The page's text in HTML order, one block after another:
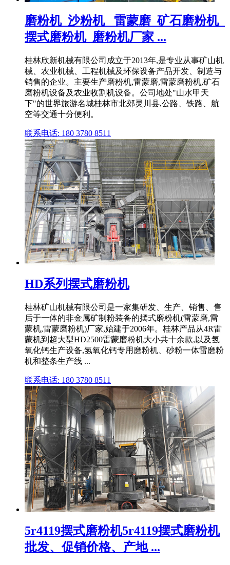
磨粉机_沙粉机 _雷蒙磨_矿石磨粉机_
摆式磨粉机_磨粉机厂家 ...
桂林欣新机械有限公司成立于2013年,是专业从事矿山机
械、农业机械、工程机械及环保设备产品开发、制造与
销售的企业。主要生产磨粉机,雷蒙磨,雷蒙磨粉机,矿石
磨粉机设备及农业收割机设备。公司地处"山水甲天
下"的世界旅游名城桂林市北郊灵川县,公路、铁路、航
空等交通十分便利。
联系电话: 180 3780 8511
HD系列摆式磨粉机
桂林矿山机械有限公司是一家集研发、生产、销售、售
后于一体的非金属矿制粉装备的摆式磨粉机(雷蒙磨,雷
蒙机,雷蒙磨粉机)厂家,始建于2006年。桂林产品从4R雷
蒙机到超大型HD2500雷蒙磨粉机大小共十余款,以及氢
氧化钙生产设备,氢氧化钙专用磨粉机、砂粉一体雷磨粉
机和整条生产线 ...
联系电话: 180 3780 8511
5r4119摆式磨粉机5r4119摆式磨粉机
批发、促销价格、产地 ...